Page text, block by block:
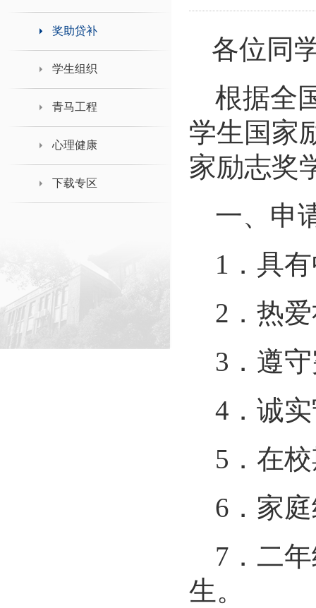
奖助贷补
学生组织
青马工程
心理健康
下载专区
各位同
根据全
学生国家
家励志奖
一、申
1 ．具
2 ．热
3 ．遵
4 ．诚
5 ．在
6 ．家
7 ．二
生。